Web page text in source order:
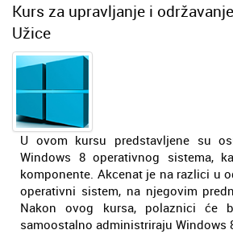
Kurs za upravljanje i
Užice
U ovom kursu predstavljene su
Windows 8 operativnog sistema,
komponente. Akcenat je na razlici u
operativni sistem, na njegovim
Nakon ovog kursa, polaznici će
samoostalno administriraju Windows